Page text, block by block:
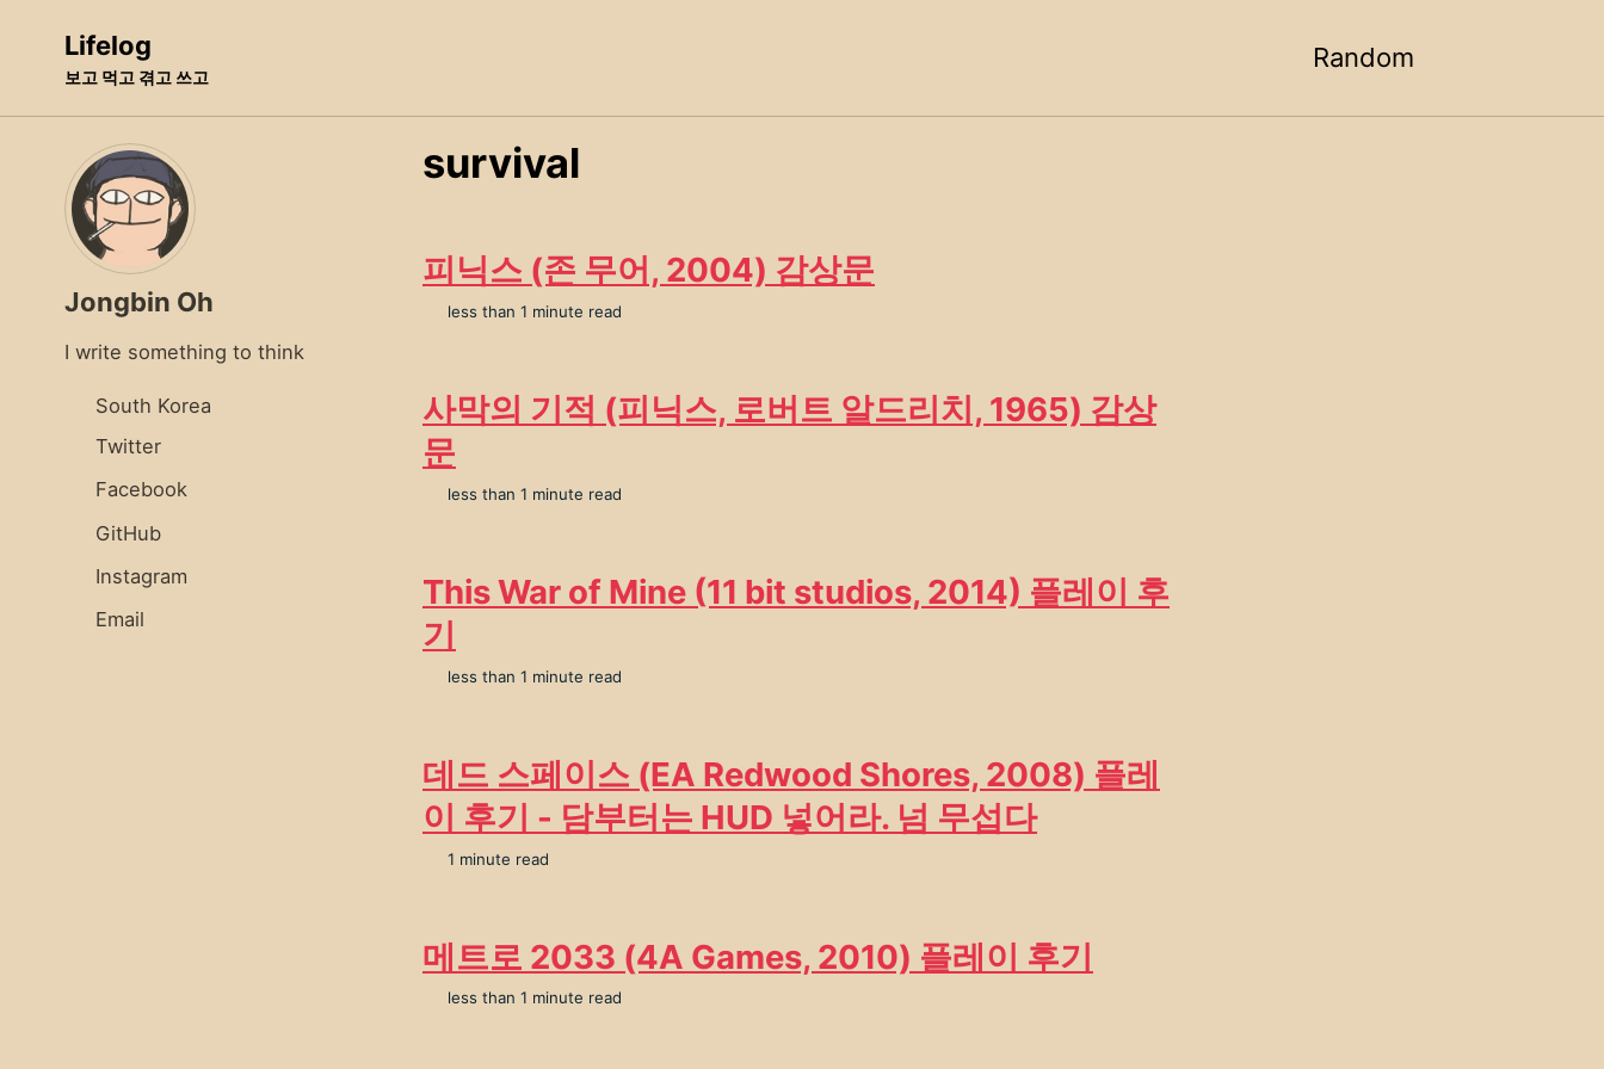
navigation
Lifelog
보고 먹고 겪고 쓰고
Random
Jongbin Oh
I write something to think
South Korea
Twitter
Facebook
GitHub
Instagram
Email
survival
피닉스 (존 무어, 2004) 감상문
less than 1 minute read
사막의 기적 (피닉스, 로버트 알드리치, 1965) 감상
문
less than 1 minute read
This War of Mine (11 bit studios, 2014) 플레이 후
기
less than 1 minute read
데드 스페이스 (EA Redwood Shores, 2008) 플레
이 후기 - 담부터는 HUD 넣어라. 넘 무섭다
1 minute read
메트로 2033 (4A Games, 2010) 플레이 후기
less than 1 minute read